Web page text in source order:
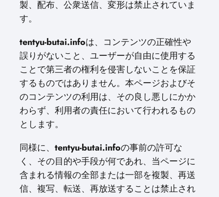
製、配布、公衆送信、変形は禁止されていま
す。
tentyu-butai.infoは、コンテンツの正確性や
誤りがないこと、ユーザーが自由に使用する
ことで第三者の権利を侵害しないことを保証
するものではありません。本ページおよびそ
のコンテンツの利用は、その良し悪しにかか
わらず、利用者の責任において行われるもの
とします。
同様に、 tentyu-butai.infoの事前の許可な
く、その目的や手段が何であれ、当ページに
含まれる情報の全部または一部を複製、再送
信、複写、転送、再放送することは禁止され